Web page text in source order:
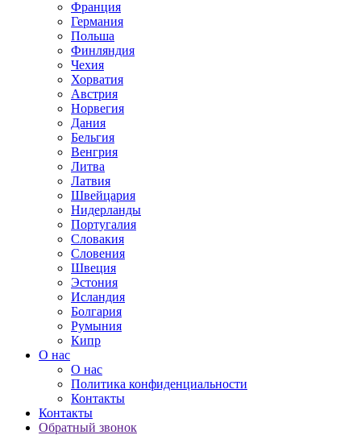
Франция
Германия
Польша
Финляндия
Чехия
Хорватия
Австрия
Норвегия
Дания
Бельгия
Венгрия
Литва
Латвия
Швейцария
Нидерланды
Португалия
Словакия
Словения
Швеция
Эстония
Исландия
Болгария
Румыния
Кипр
О нас
О нас
Политика конфиденциальности
Контакты
Контакты
Обратный звонок